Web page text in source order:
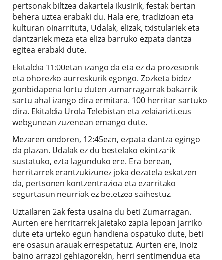
pertsonak biltzea dakartela ikusirik, festak bertan
behera uztea erabaki du. Hala ere, tradizioan eta
kulturan oinarrituta, Udalak, elizak, txistulariek eta
dantzariek meza eta eliza barruko ezpata dantza
egitea erabaki dute.
Ekitaldia 11:00etan izango da eta ez da prozesiorik
eta ohorezko aurreskurik egongo. Zozketa bidez
gonbidapena lortu duten zumarragarrak bakarrik
sartu ahal izango dira ermitara. 100 herritar sartuko
dira. Ekitaldia Urola Telebistan eta zelaiarizti.eus
webgunean zuzenean emango dute.
Mezaren ondoren, 12:45ean, ezpata dantza egingo
da plazan. Udalak ez du bestelako ekintzarik
sustatuko, ezta lagunduko ere. Era berean,
herritarrek erantzukizunez joka dezatela eskatzen
da, pertsonen kontzentrazioa eta ezarritako
segurtasun neurriak ez betetzea saihestuz.
Uztailaren 2ak festa usaina du beti Zumarragan.
Aurten ere herritarrek jaietako zapia lepoan jarriko
dute eta urteko egun handiena ospatuko dute, beti
ere osasun arauak errespetatuz. Aurten ere, inoiz
baino arrazoi gehiagorekin, herri sentimendua eta